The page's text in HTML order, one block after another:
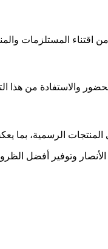
من اقتناء المستلزمات
والاستفادة من هذا
الرسمية، بما
وتوفير أفضل